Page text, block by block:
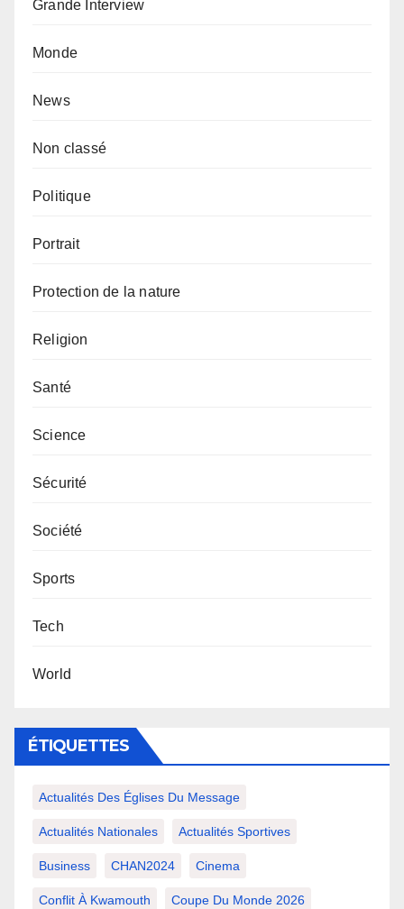
Grande Interview
Monde
News
Non classé
Politique
Portrait
Protection de la nature
Religion
Santé
Science
Sécurité
Société
Sports
Tech
World
ÉTIQUETTES
Actualités Des Églises Du Message
Actualités Nationales Actualités Sportives
Business CHAN2024 Cinema
Conflit À Kwamouth Coupe Du Monde 2026